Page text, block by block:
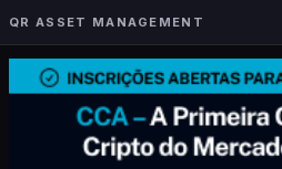
QR ASSET MANAGEMENT